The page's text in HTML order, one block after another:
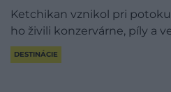
Ketchikan vznikol pri
ho živili konzervárne, píly a
DESTINÁCIE